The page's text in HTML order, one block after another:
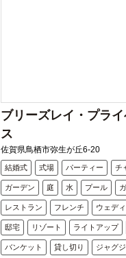
ブリーズレイ・プラ
ス
佐賀県鳥栖市弥生が丘6-20
結婚式 式場 パーティー チ
ガーデン 庭 水 プール
レストラン フレンチ ウェデ
邸宅 リゾート ライトアップ
バンケット 貸し切り ジャグ